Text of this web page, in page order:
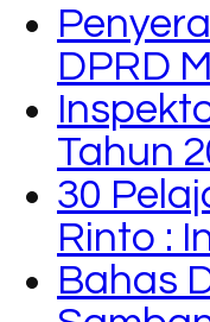
DPRD
Tahun
30
Rinto :
Bahas